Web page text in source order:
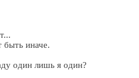
быть иначе.
один лишь я один?